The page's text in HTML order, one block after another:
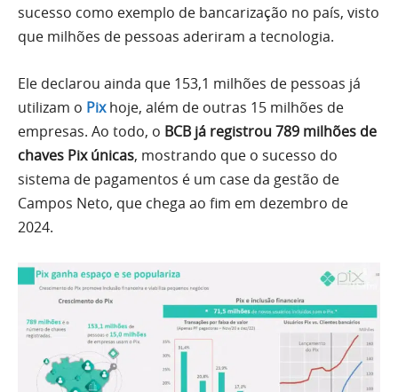
sucesso como exemplo de bancarização no país, visto
que milhões de pessoas aderiram a tecnologia.
Ele declarou ainda que 153,1 milhões de pessoas já
utilizam o Pixhoje, além de outras 15 milhões de
empresas. Ao todo, o BCB já registrou 789 milhões de
chaves Pix únicas, mostrando que o sucesso do
sistema de pagamentos é um case da gestão de
Campos Neto, que chega ao fim em dezembro de
2024.